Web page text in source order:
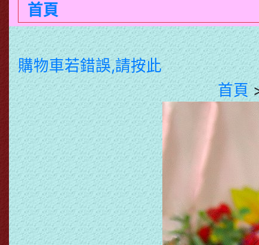
首頁
購物車若錯誤,請按此
首頁